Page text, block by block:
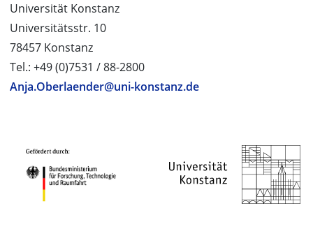
Universität Konstanz
Universitätsstr. 10
78457 Konstanz
Tel.: +49 (0)7531 / 88-2800
Anja.Oberlaender@uni-konstanz.de